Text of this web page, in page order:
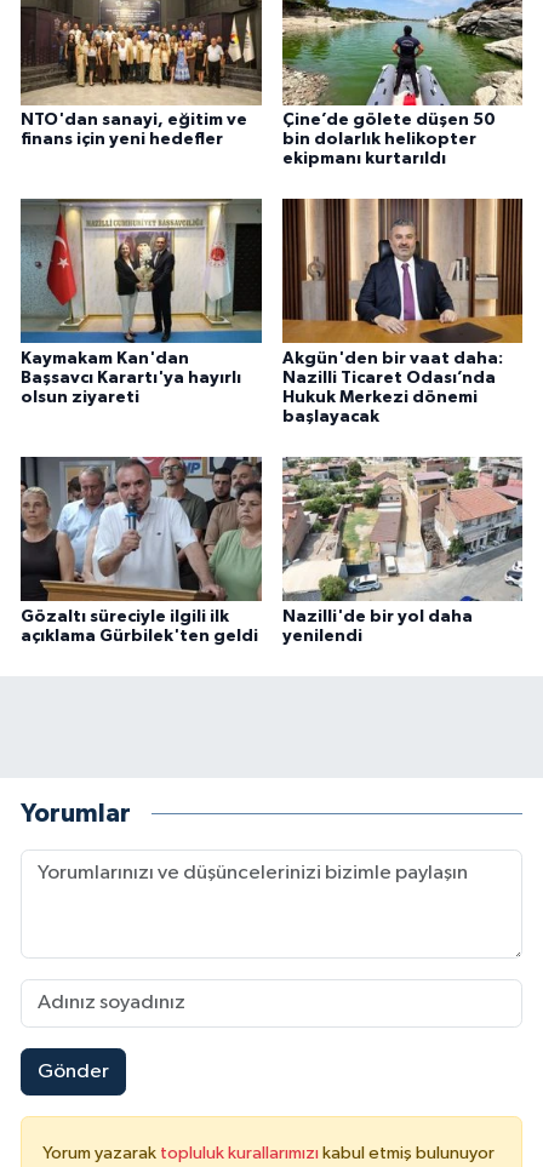
NTO'dan sanayi, eğitim ve
finans için yeni hedefler
Çine’de gölete düşen 50
bin dolarlık helikopter
ekipmanı kurtarıldı
Kaymakam Kan'dan
Başsavcı Karartı'ya hayırlı
olsun ziyareti
Akgün'den bir vaat daha:
Nazilli Ticaret Odası’nda
Hukuk Merkezi dönemi
başlayacak
Gözaltı süreciyle ilgili ilk
açıklama Gürbilek'ten geldi
Nazilli'de bir yol daha
yenilendi
Yorumlar
Gönder
Yorum yazarak topluluk kurallarımızı kabul etmiş bulunuyor